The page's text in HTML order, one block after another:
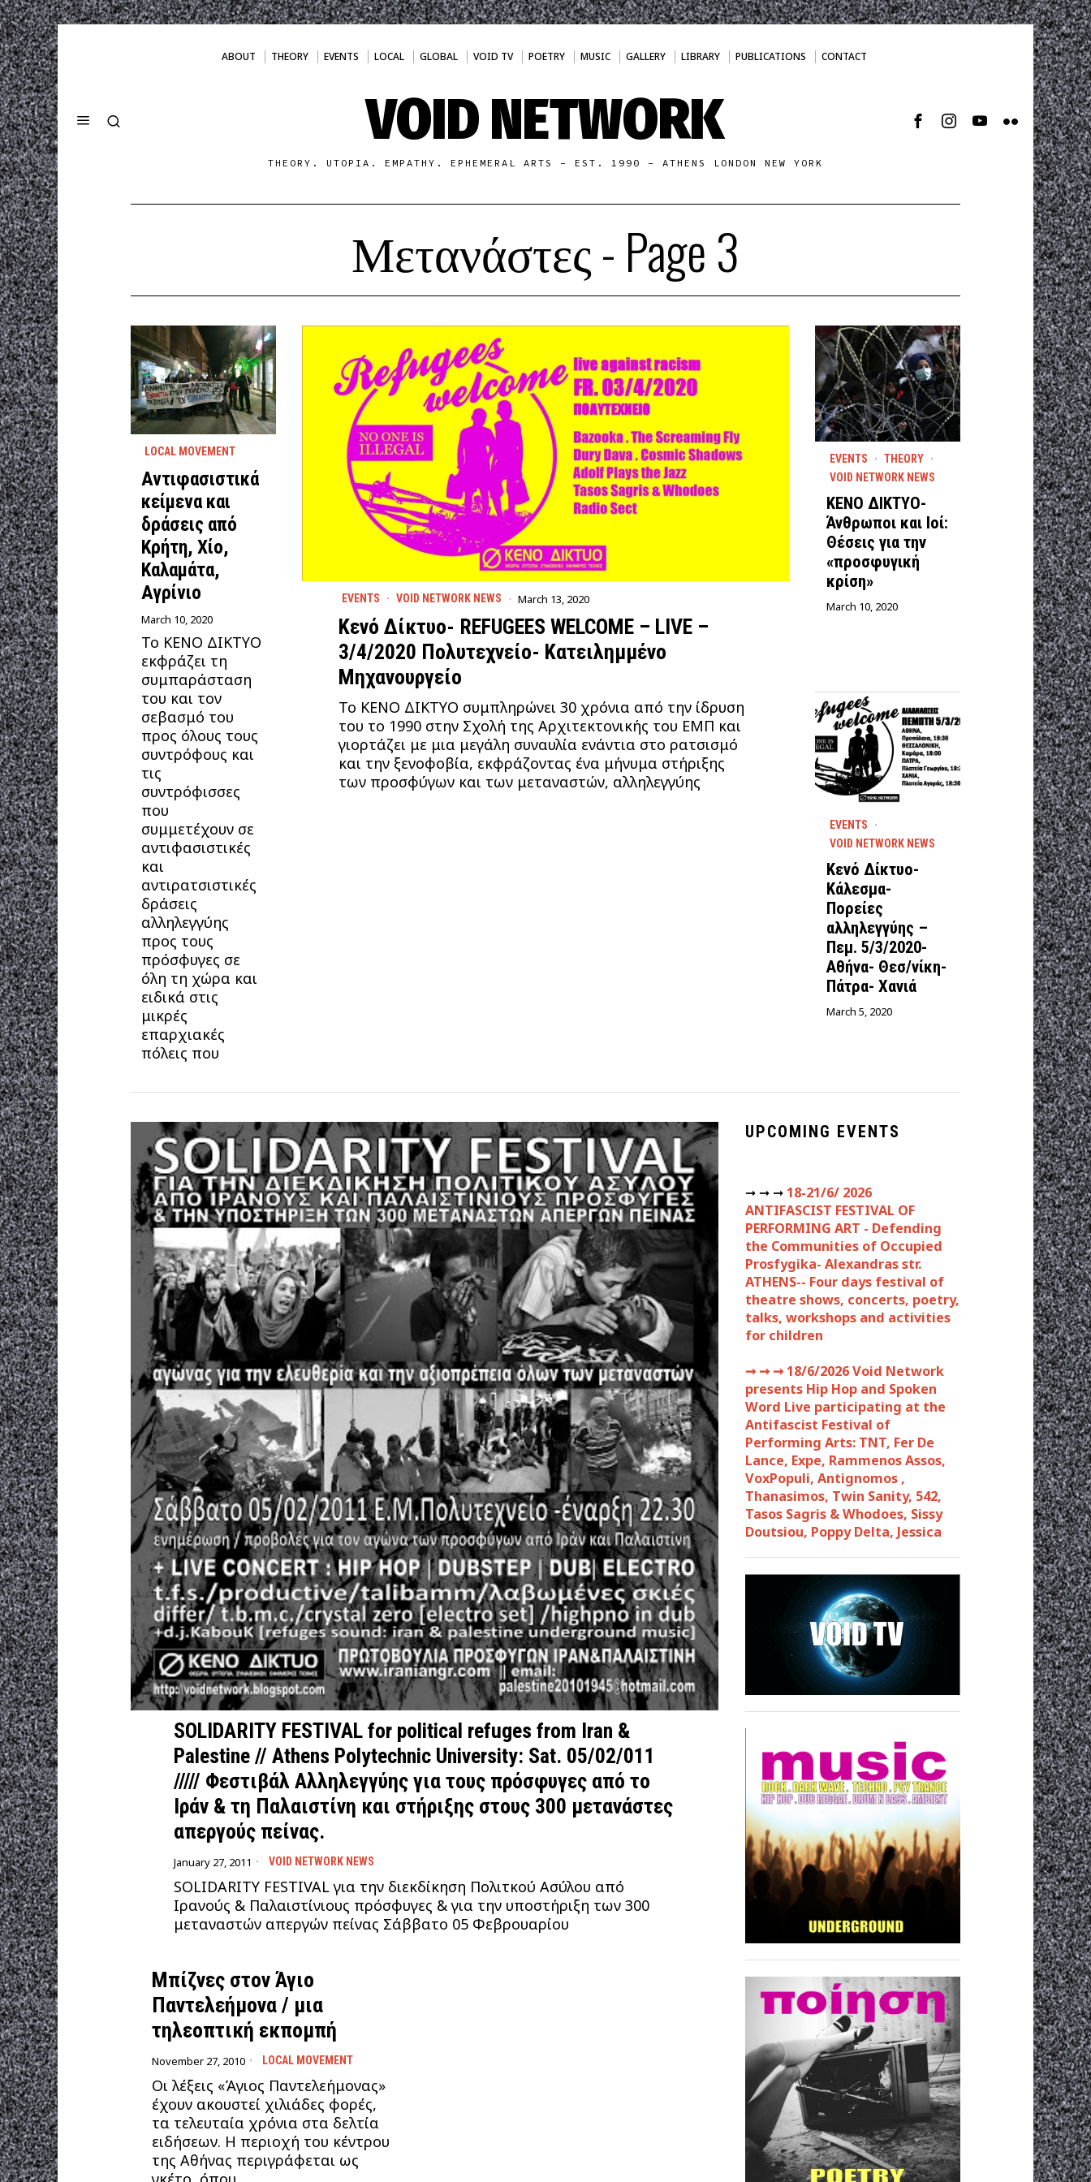
ABOUT THEORY EVENTS LOCAL GLOBAL VOID TV POETRY MUSIC GALLERY LIBRARY PUBLICATIONS CONTACT
VOID NETWORK
THEORY. UTOPIA. EMPATHY. EPHEMERAL ARTS - EST. 1990 - ATHENS LONDON NEW YORK
Μετανάστες- Page 3
EVENTS · VOID NETWORK NEWS March 13, 2020
Κενό Δίκτυο- REFUGEES WELCOME – LIVE –
3/4/2020 Πολυτεχνείο- Κατειλημμένο
Μηχανουργείο
Το ΚΕΝΟ ΔΙΚΤΥΟ συμπληρώνει 30 χρόνια από την ίδρυση
του το 1990 στην Σχολή της Αρχιτεκτονικής του ΕΜΠ και
γιορτάζει με μια μεγάλη συναυλία ενάντια στο ρατσισμό
και την ξενοφοβία, εκφράζοντας ένα μήνυμα στήριξης
των προσφύγων και των μεταναστών, αλληλεγγύης
LOCAL MOVEMENT
Αντιφασιστικά
κείμενα και
δράσεις από
Κρήτη, Χίο,
Καλαμάτα,
Αγρίνιο
March 10, 2020
Το ΚΕΝΟ ΔΙΚΤΥΟ
εκφράζει τη
συμπαράσταση
του και τον
σεβασμό του
προς όλους τους
συντρόφους και
τις
συντρόφισσες
που
συμμετέχουν σε
αντιφασιστικές
και
αντιρατσιστικές
δράσεις
αλληλεγγύης
προς τους
πρόσφυγες σε
όλη τη χώρα και
ειδικά στις
μικρές
επαρχιακές
πόλεις που
EVENTS · THEORY ·
VOID NETWORK NEWS
ΚΕΝΟ ΔΙΚΤΥΟ-
Άνθρωποι και Ιοί:
Θέσεις για την
«προσφυγική
κρίση»
March 10, 2020
EVENTS
·
VOID NETWORK NEWS
Κενό Δίκτυο-
Κάλεσμα-
Πορείες
αλληλεγγύης –
Πεμ. 5/3/2020-
Αθήνα- Θεσ/νίκη-
Πάτρα- Χανιά
March 5, 2020
SOLIDARITY FESTIVAL for political refuges from Iran &
Palestine // Athens Polytechnic University: Sat. 05/02/011
///// Φεστιβάλ Αλληλεγγύης για τους πρόσφυγες από το
Ιράν & τη Παλαιστίνη και στήριξης στους 300 μετανάστες
απεργούς πείνας.
January 27, 2011 VOID NETWORK NEWS
SOLIDARITY FESTIVAL για την διεκδίκηση Πολιτκού Ασύλου από
Ιρανούς & Παλαιστίνιους πρόσφυγες & για την υποστήριξη των 300
μεταναστών απεργών πείνας Σάββατο 05 Φεβρουαρίου
Μπίζνες στον Άγιο
Παντελεήμονα / μια
τηλεοπτική εκπομπή
November 27, 2010 LOCAL MOVEMENT
Οι λέξεις «Άγιος Παντελεήμονας»
έχουν ακουστεί χιλιάδες φορές,
τα τελευταία χρόνια στα δελτία
ειδήσεων. Η περιοχή του κέντρου
της Αθήνας περιγράφεται ως
UPCOMING EVENTS
➞ ➞ ➞ 18-21/6/ 2026
ANTIFASCIST FESTIVAL OF
PERFORMING ART - Defending
the Communities of Occupied
Prosfygika- Alexandras str.
ATHENS-- Four days festival of
theatre shows, concerts, poetry,
talks, workshops and activities
for children
➞ ➞ ➞18/6/2026 Void Network
presents Hip Hop and Spoken
Word Live participating at the
Antifascist Festival of
Performing Arts: TNT, Fer De
Lance, Expe, Rammenos Assos,
VoxPopuli, Antignomos ,
Thanasimos, Twin Sanity, 542,
Tasos Sagris & Whodoes, Sissy
Doutsiou, Poppy Delta, Jessica